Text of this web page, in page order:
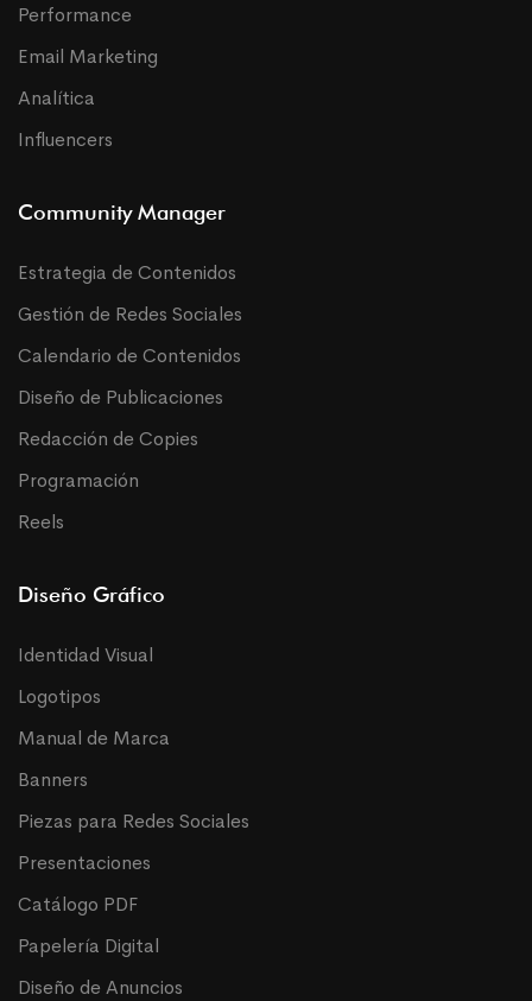
Performance
Email Marketing
Analítica
Influencers
Community Manager
Estrategia de Contenidos
Gestión de Redes Sociales
Calendario de Contenidos
Diseño de Publicaciones
Redacción de Copies
Programación
Reels
Diseño Gráfico
Identidad Visual
Logotipos
Manual de Marca
Banners
Piezas para Redes Sociales
Presentaciones
Catálogo PDF
Papelería Digital
Diseño de Anuncios